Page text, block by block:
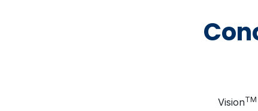
VisionTM